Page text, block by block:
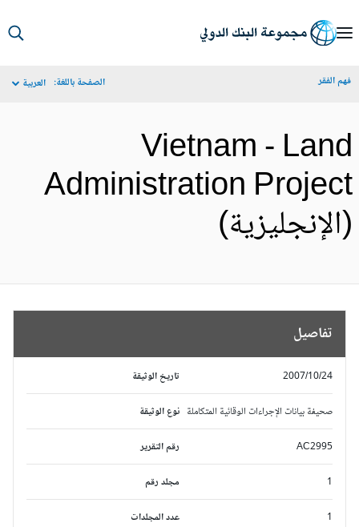
الفقر الصفحة باللغة: العربية
Vietnam -
Administration
تفاصيل
تاريخ الوثيقة 2007/10/24
نوع الوثيقة صحيفة بيانات الإجراءات الوقائية المتكاملة
رقم التقرير AC2995
مجلد رقم
عدد المجلدات